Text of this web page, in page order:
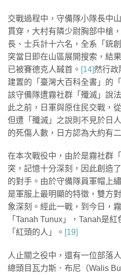
交戰過程中，守備隊小隊長中
貫穿，大村有隣少尉胸部中槍
長、士兵計十六名，全系「銃
突當日即在山區展開搜索，結
已被賽德克人馘首。 [14]然行政
建置的「臺灣大百科全書」的
該守備隊遭霧社群「殲滅」說
此之前，日軍與原住民交戰，
但遭「殲滅」之說則不見於日
的死傷人數，日方認為大約有
在本次戰役中，由於是霧社群
突，記憶十分深刻，因此創造
的對手。由於守備隊員軍帽上
是軍服上最明顯的特徵，雙方
象深刻。經此一戰，到今日，
「Tanah Tunux」，Tanah是
「紅頭的人」。 [19]
人止關之役中，還有一位部落
總頭目瓦力斯．布尼（Walis